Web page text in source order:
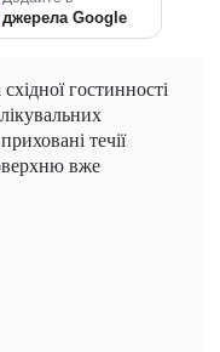
джерела Google
гостинності
течії
вже